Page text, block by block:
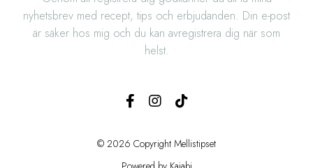
nyhetsbrev med recept, tips och erbjudanden. Din e-post
är säker hos mig och du kan avregistrera dig när som
helst.
© 2026 Copyright Mellistipset